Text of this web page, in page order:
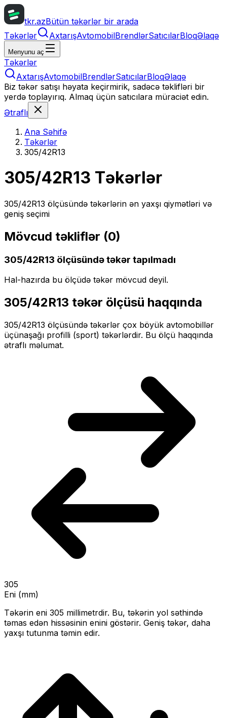
tkr.azBütün təkərlər bir arada
Təkərlər
AxtarışAvtomobilBrendlərSatıcılarBloqƏlaqə
Menyunu aç
Təkərlər
AxtarışAvtomobilBrendlərSatıcılarBloqƏlaqə
Biz təkər satışı həyata keçirmirik, sadəcə təklifləri bir
yerdə toplayırıq. Almaq üçün satıcılara müraciət edin.
Ətraflı
Ana Səhifə
Təkərlər
305/42R13
305/42R13 Təkərlər
305/42R13 ölçüsündə təkərlərin ən yaxşı qiymətləri və
geniş seçimi
Mövcud təkliflər (0)
305/42R13 ölçüsündə təkər tapılmadı
Hal-hazırda bu ölçüdə təkər mövcud deyil.
305/42R13 təkər ölçüsü haqqında
305/42R13 ölçüsündə təkərlər çox böyük avtomobillər
üçünaşağı profilli (sport) təkərlərdir. Bu ölçü haqqında
ətraflı məlumat.
305
Eni (mm)
Təkərin eni 305 millimetrdir. Bu, təkərin yol səthində
təmas edən hissəsinin enini göstərir. Geniş təkər, daha
yaxşı tutunma təmin edir.